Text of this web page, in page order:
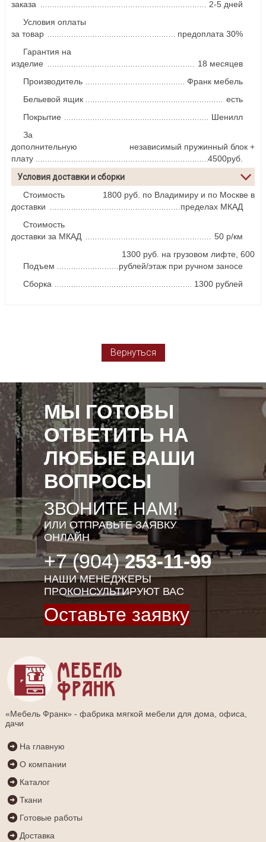
заказа
2-5 дней
Условия оплаты
за товар
предоплата 30%
Гарантия на
изделие
18 месяцев
Производитель
Франк мебель
Бельевой ящик
есть
Покрытие
Шенилл
За
дополнительную
плату
независимый пружинный блок +
4500руб.
Условия доставки и сборки
Стоимость
доставки
1800 руб. по Владимиру и по Москве в
пределах МКАД
Стоимость
доставки за МКАД
50 р/км
Подъем
1300 руб. на грузовом лифте, 600
рублей/этаж при ручном заносе
Сборка
1300 рублей
Вернуться
МЫ ГОТОВЫ
ОТВЕТИТЬ НА
ЛЮБЫЕ ВАШИ
ВОПРОСЫ
ЗВОНИТЕ НАМ!
ИЛИ ОТПРАВЬТЕ ЗАЯВКУ
ОНЛАЙН
+7 (904)253-11-99
НАШИ МЕНЕДЖЕРЫ
ПРОКОНСУЛЬТИРУЮТ ВАС
Оставьте заявку
«Мебель Франк» - фабрика мягкой мебели для дома, офиса,
дачи
На главную
О компании
Каталог
Ткани
Готовые работы
Доставка